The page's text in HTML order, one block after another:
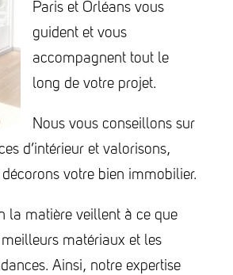
Paris et Orléans vous
guident et vous
accompagnent tout le
long de votre projet.
Nous vous conseillons sur
d’intérieur et valorisons,
votre bien immobilier.
la matière veillent à ce que
matériaux et les
Ainsi, notre expertise